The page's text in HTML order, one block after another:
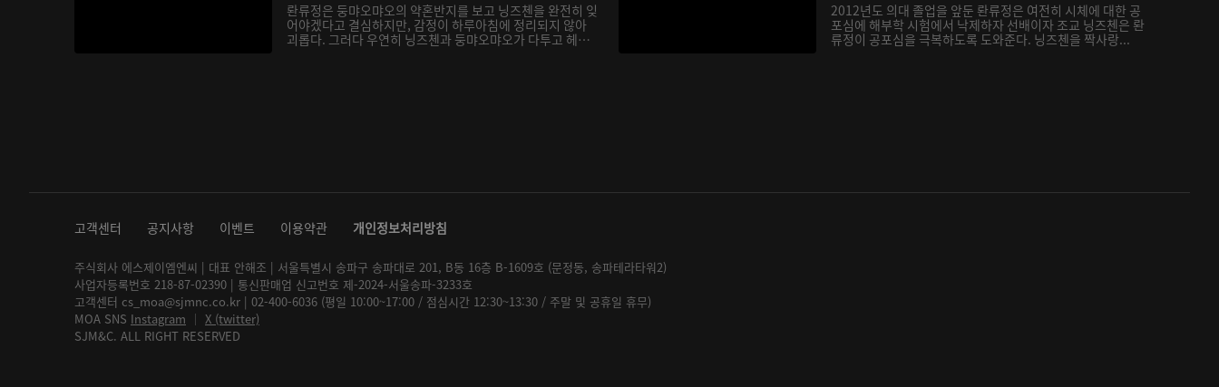
롼류정은 둥먀오먀오의 약혼반지를 보고 닝즈첸을 완전히 잊
어야겠다고 결심하지만, 감정이 하루아침에 정리되지 않아
괴롭다. 그러다 우연히 닝즈첸과 둥먀오먀오가 다투고 헤어
2012년도 의대 졸업을 앞둔 롼류정은 여전히 시체에 대한 공
포심에 해부학 시험에서 낙제하자 선배이자 조교 닝즈첸은 롼
류정이 공포심을 극복하도록 도와준다. 닝즈첸을 짝사랑...
고객센터 공지사항 이벤트 이용약관 개인정보처리방침
주식회사 에스제이엠엔씨 | 대표 안해조 | 서울특별시 송파구 송파대로 201, B동 16층 B-1609호 (문정동, 송파테라타워2)
사업자등록번호 218-87-02390 | 통신판매업 신고번호 제-2024-서울송파-3233호
고객센터 cs_moa@sjmnc.co.kr | 02-400-6036 (평일 10:00~17:00 / 점심시간 12:30~13:30 / 주말 및 공휴일 휴무)
MOA SNS Instagram │ X (twitter)
SJM&C. ALL RIGHT RESERVED